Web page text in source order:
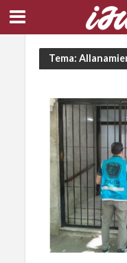
Tema: